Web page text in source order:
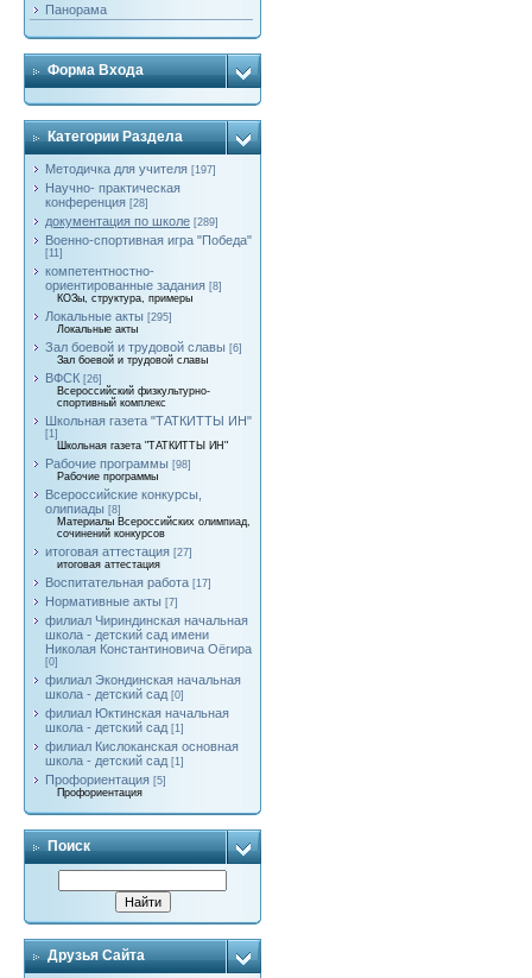
Панорама
Форма Входа
Категории Раздела
Методичка для учителя [197]
Научно- практическая
конференция [28]
документация по школе [289]
Военно-спортивная игра "Победа"
[11]
компетентностно-
ориентированные задания [8]
КОЗы, структура, примеры
Локальные акты [295]
Локальные акты
Зал боевой и трудовой славы [6]
Зал боевой и трудовой славы
ВФСК [26]
Всероссийский физкультурно-
спортивный комплекс
Школьная газета "ТАТКИТТЫ ИН"
[1]
Школьная газета "ТАТКИТТЫ ИН"
Рабочие программы [98]
Рабочие программы
Всероссийские конкурсы,
олипиады [8]
Материалы Всероссийских олимпиад,
сочинений конкурсов
итоговая аттестация [27]
итоговая аттестация
Воспитательная работа [17]
Нормативные акты [7]
филиал Чириндинская начальная
школа - детский сад имени
Николая Константиновича Оёгира
[0]
филиал Экондинская начальная
школа - детский сад [0]
филиал Юктинская начальная
школа - детский сад [1]
филиал Кислоканская основная
школа - детский сад [1]
Профориентация [5]
Профориентация
Поиск
Друзья Сайта